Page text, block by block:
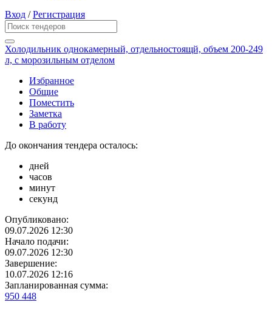
Вход /Регистрация
Холодильник однокамерный, отдельностоящй, объем 200-249
л, с морозильным отделом
Избранное
Общие
Поместить
Заметка
В работу
До окончания тендера осталось:
дней
часов
минут
секунд
Опубликовано:
09.07.2026 12:30
Начало подачи:
09.07.2026 12:30
Завершение:
10.07.2026 12:16
Запланированная сумма:
950 448